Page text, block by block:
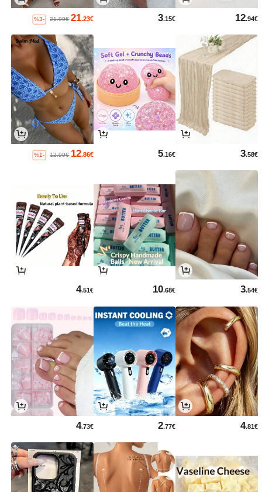
12.94€
3.15€
21.23€
21.99€
%3-
3.58€
5.16€
12.86€
12.99€
%1-
3.54€
10.68€
4.51€
4.81€
2.77€
4.73€